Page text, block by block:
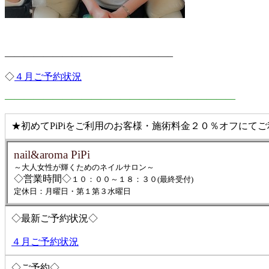
—————————————————–
◇４月ご予約状況
————————————————————————
★初めてPiPiをご利用のお客様・施術料金２０％オフにてご
nail&aroma PiPi
～大人女性が輝くためのネイルサロン～
◇営業時間◇ １０：００～１８：３０(最終受付)
定休日：月曜日・第１第３水曜日
◇最新ご予約状況◇
４月ご予約状況